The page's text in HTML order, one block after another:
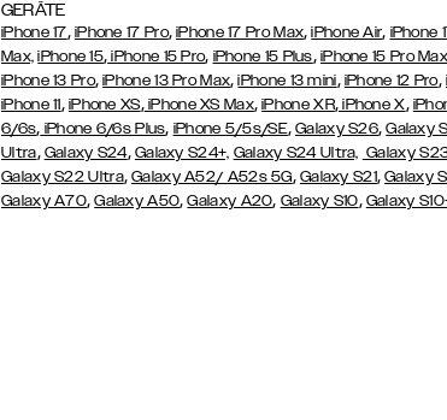
GERÄTE
iPhone 17, iPhone 17 Pro,iPhone 17 Pro Max,iPhone Air, iPhone
Max, iPhone 15, iPhone 15 Pro, iPhone 15 Plus, iPhone 15 Pro
iPhone 13 Pro,iPhone 13 Pro Max,iPhone 13 mini, iPhone 12 Pro,
iPhone 11, iPhone XS,iPhone XS Max,iPhone XR,iPhone X,
6/6s, iPhone 6/6s Plus, iPhone 5/5s/SE,Galaxy S26,Galaxy
Ultra, Galaxy S24, Galaxy S24+, Galaxy S24 Ultra, Galaxy
Galaxy S22 Ultra,Galaxy A52/ A52s 5G, Galaxy S21,Galaxy
Galaxy A70,Galaxy A50,Galaxy A20, Galaxy S10, Galaxy